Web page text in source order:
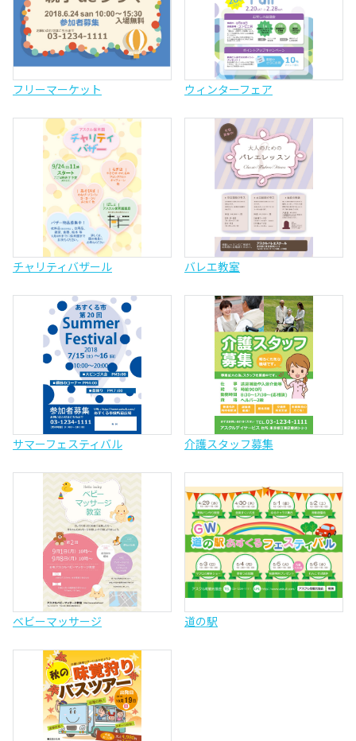
フリーマーケット ウィンターフェア
チャリティバザール バレエ教室
サマーフェスティバル 介護スタッフ募集
ベビーマッサージ 道の駅